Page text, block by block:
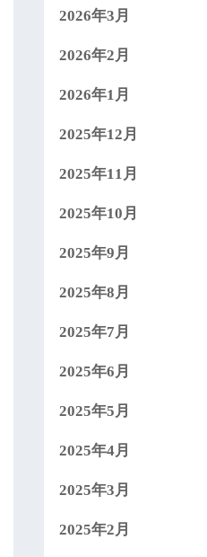
2026年3月
2026年2月
2026年1月
2025年12月
2025年11月
2025年10月
2025年9月
2025年8月
2025年7月
2025年6月
2025年5月
2025年4月
2025年3月
2025年2月